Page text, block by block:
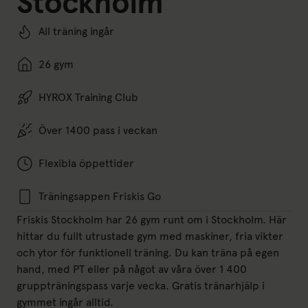
All träning ingår
26 gym
HYROX Training Club
Över 1400 pass i veckan
Flexibla öppettider
Träningsappen Friskis Go
Friskis Stockholm har 26 gym runt om i Stockholm. Här
hittar du fullt utrustade gym med maskiner, fria vikter
och ytor för funktionell träning. Du kan träna på egen
hand, med PT eller på något av våra över 1 400
gruppträningspass varje vecka. Gratis tränarhjälp i
gymmet ingår alltid.